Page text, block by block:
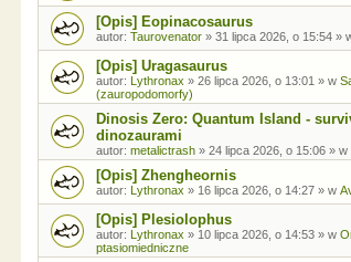
[Opis] Eopinacosaurus
autor: Taurovenator » 31 lipca 2026, o 15:54 »
[Opis] Uragasaurus
autor: Lythronax » 26 lipca 2026, o 13:01 » w
(zauropodomorfy)
Dinosis Zero: Quantum Island -
dinozaurami
autor: metalictrash » 24 lipca 2026, o 15:06 » w
[Opis] Zhengheornis
autor: Lythronax » 16 lipca 2026, o 14:27 » w
[Opis] Plesiolophus
autor: Lythronax » 10 lipca 2026, o 14:53 » w
ptasiomiedniczne